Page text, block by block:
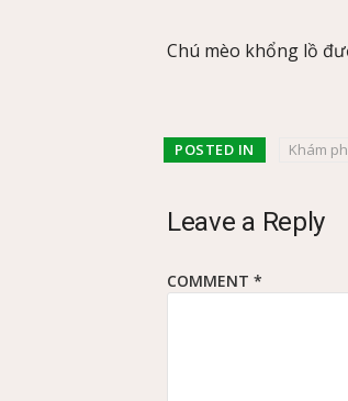
Chú mèo khổng lồ
POSTED IN Khám
Leave a Reply
COMMENT *